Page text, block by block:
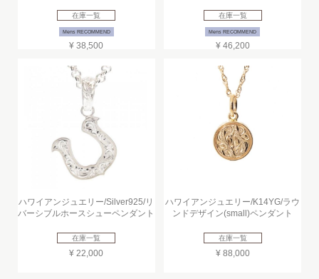
在庫一覧
Mens RECOMMEND
¥ 38,500
在庫一覧
Mens RECOMMEND
¥ 46,200
ハワイアンジュエリー/Silver925/リ
バーシブルホースシューペンダント
在庫一覧
¥ 22,000
ハワイアンジュエリー/K14YG/ラウ
ンドデザイン(small)ペンダント
在庫一覧
¥ 88,000